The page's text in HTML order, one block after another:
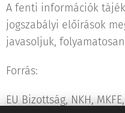
A fenti információk
jogszabályi előírások
javasoljuk,
Forrás:
EU Bizottság, NKH,